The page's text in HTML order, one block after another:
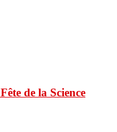
de la Science